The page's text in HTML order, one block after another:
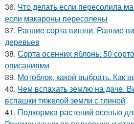
36. Что делать если пересолила
если макароны пересолены
37. Ранние сорта вишни. Ранние
деревьев
38. Сорта осенних яблонь. 50
описаниями
39. Мотоблок, какой выбрать. Как
40. Чем вспахать землю на даче.
вспашки тяжелой земли с глиной
41. Подкормка растений осенью